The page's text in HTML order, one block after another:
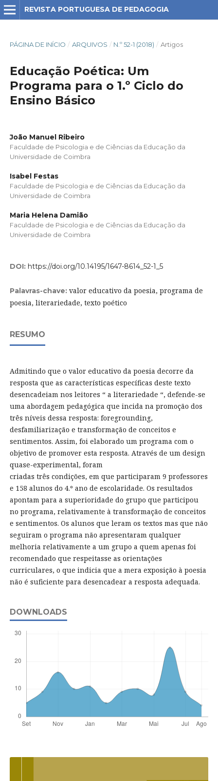
REVISTA PORTUGUESA DE PEDAGOGIA
PÁGINA DE INÍCIO / ARQUIVOS / N.º 52-1 (2018) / Artigos
Educação Poética: Um
Programa para o 1.º Ciclo do
Ensino Básico
João Manuel Ribeiro
Faculdade de Psicologia e de Ciências da Educação da
Universidade de Coimbra
Isabel Festas
Faculdade de Psicologia e de Ciências da Educação da
Universidade de Coimbra
Maria Helena Damião
Faculdade de Psicologia e de Ciências da Educação da
Universidade de Coimbra
DOI: https://doi.org/10.14195/1647-8614_52-1_5
Palavras-chave: valor educativo da poesia, programa de
poesia, literariedade, texto poético
RESUMO
Admitindo que o valor educativo da poesia decorre da
resposta que as características específicas deste texto
desencadeiam nos leitores “ a literariedade “, defende-se
uma abordagem pedagógica que incida na promoção dos
três níveis dessa resposta: foregrounding,
desfamiliarização e transformação de conceitos e
sentimentos. Assim, foi elaborado um programa com o
objetivo de promover esta resposta. Através de um design
quase-experimental, foram
criadas três condições, em que participaram 9 professores
e 158 alunos do 4.º ano de escolaridade. Os resultados
apontam para a superioridade do grupo que participou
no programa, relativamente à transformação de conceitos
e sentimentos. Os alunos que leram os textos mas que não
seguiram o programa não apresentaram qualquer
melhoria relativamente a um grupo a quem apenas foi
recomendado que respeitasse as orientações
curriculares, o que indicia que a mera exposição à poesia
não é suficiente para desencadear a resposta adequada.
DOWNLOADS